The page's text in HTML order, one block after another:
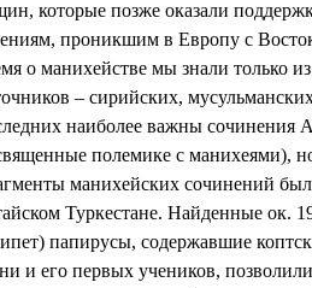
которые позже оказали
проникшим в Европу с
о манихействе мы знали только
– сирийских,
наиболее важны сочинения
полемике с манихеями),
манихейских сочинений
Туркестане. Найденные ок.
папирусы, содержавшие
и его первых учеников,